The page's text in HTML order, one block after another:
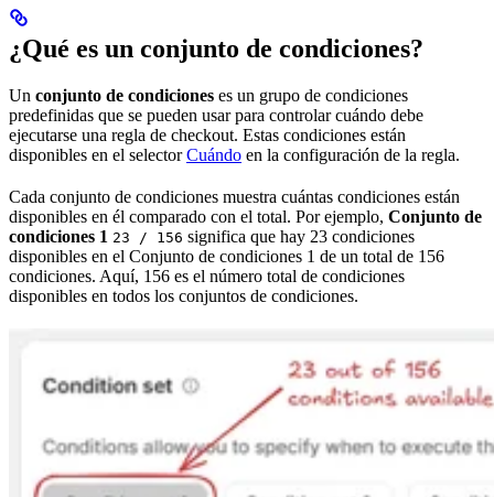
¿Qué es un conjunto de condiciones?
Un conjunto de condiciones es un grupo de condiciones
predefinidas que se pueden usar para controlar cuándo debe
ejecutarse una regla de checkout. Estas condiciones están
disponibles en el selectorCuándo en la configuración de la regla.
Cada conjunto de condiciones muestra cuántas condiciones están
disponibles en él comparado con el total. Por ejemplo, Conjunto de
condiciones 1 23 / 156 significa que hay 23 condiciones
disponibles en el Conjunto de condiciones 1 de un total de 156
condiciones. Aquí, 156 es el número total de condiciones
disponibles en todos los conjuntos de condiciones.